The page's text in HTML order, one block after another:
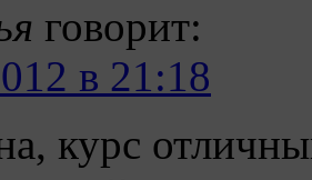
говорит:
в 21:18
курс